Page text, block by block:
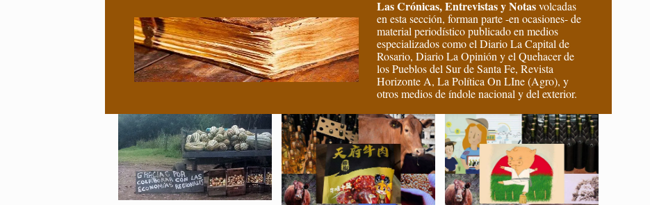
Las Crónicas, Entrevistas y Notasvolcadas
en esta sección, forman parte -en ocasiones- de
material periodístico publicado en medios
especializados como el Diario La Capital de
Rosario, Diario La Opinión y el Quehacer de
los Pueblos del Sur de Santa Fe, Revista
Horizonte A, La Política On LIne (Agro), y
otros medios de índole nacional y del exterior.